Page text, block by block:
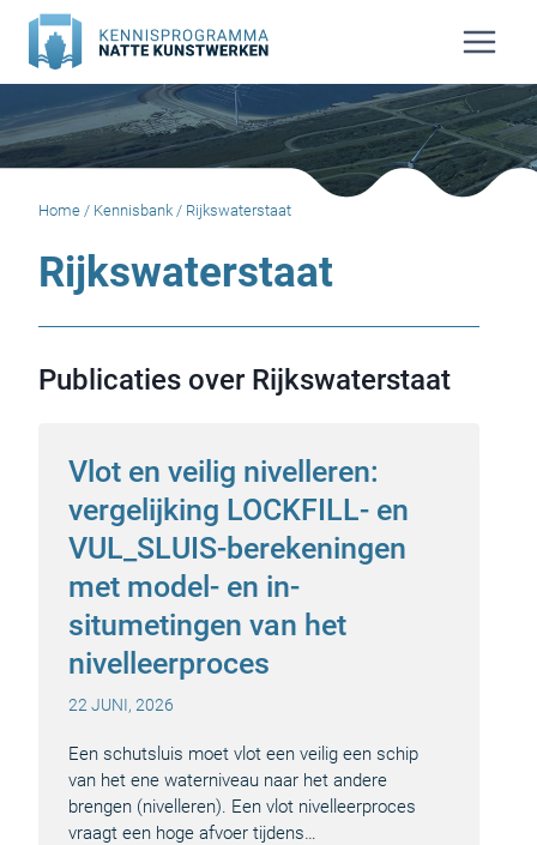
Doorgaan
naar
inhoud
Home / Kennisbank / Rijkswaterstaat
Rijkswaterstaat
Publicaties over Rijkswaterstaat
Vlot en veilig nivelleren:
vergelijking LOCKFILL- en
VUL_SLUIS-berekeningen
met model- en in-
situmetingen van het
nivelleerproces
22 JUNI, 2026
Een schutsluis moet vlot een veilig een schip
van het ene waterniveau naar het andere
brengen (nivelleren). Een vlot nivelleerproces
vraagt een hoge afvoer tijdens…